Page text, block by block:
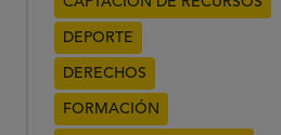
DEPORTE
DERECHOS
FORMACIÓN